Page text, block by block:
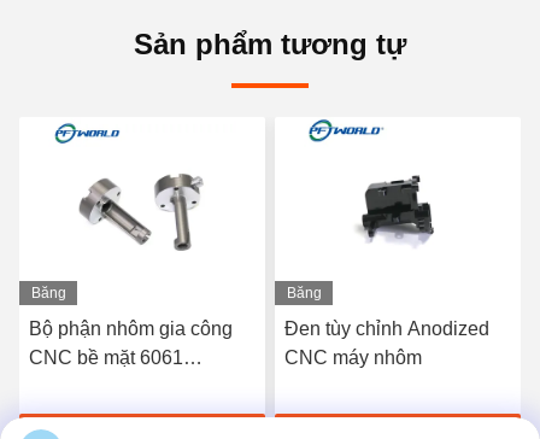
Sản phẩm tương tự
Băng
hình
Bộ phận nhôm gia công
CNC bề mặt 6061
nhanh chóng
Băng
hình
Đen tùy chỉnh Anodized
CNC máy nhôm